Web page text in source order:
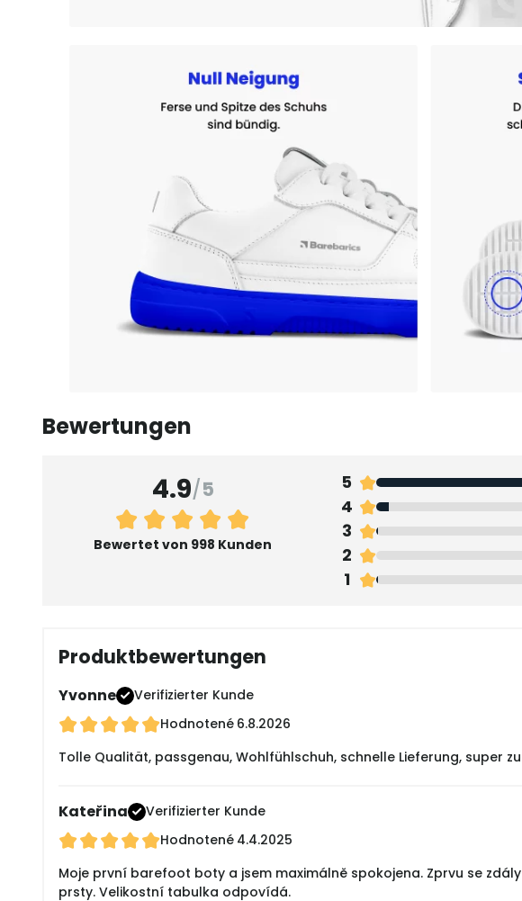
Bewertungen
4.9/5
Bewertet von 998 Kunden
5
4
3
2
1
Produktbewertungen
Yvonne
Verifizierter Kunde
Hodnotené 6.8.2026
Tolle Qualität, passgenau, Wohlfühlschuh, schnelle Lieferung, super
Kateřina
Verifizierter Kunde
Hodnotené 4.4.2025
Moje první barefoot boty a jsem maximálně spokojena. Zprvu se
prsty. Velikostní tabulka odpovídá.